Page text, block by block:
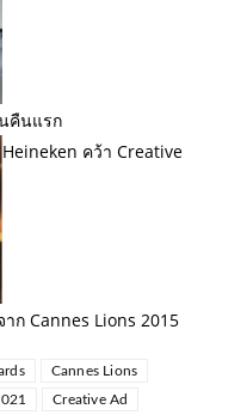
คืนแรก
Heineken คว้า Creative
ก Cannes Lions 2015
Cannes Lions
Creative Ad